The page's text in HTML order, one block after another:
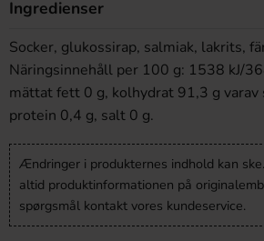
Ingredienser
Socker, glukossirap, salmiak, lakrits,
Näringsinnehåll per 100 g: 1538 kJ/
mättat fett 0 g, kolhydrat 91,3 g varav
protein 0,4 g, salt 0 g.
Ændringer i produkternes indhold kan
altid produktinformationen på
spørgsmål kontakt vores kundeservice.